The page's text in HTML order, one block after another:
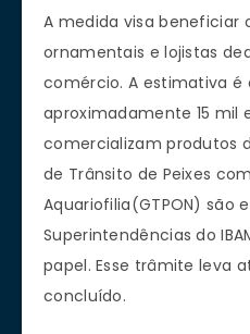
A medida visa beneficiar
ornamentais e lojistas
comércio. A estimativa é
aproximadamente 15 mil
comercializam produtos
de Trânsito de Peixes
Aquariofilia(GTPON) são
Superintendências do
papel. Esse trâmite leva
concluído.